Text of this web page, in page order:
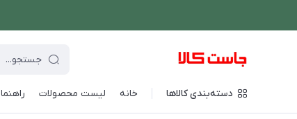
دسته‌بندی کالاها خانه لیست محصولات راهنما
فروشگاه اینترنتی جاست کالا شستشو و نظافت / بخار شوی